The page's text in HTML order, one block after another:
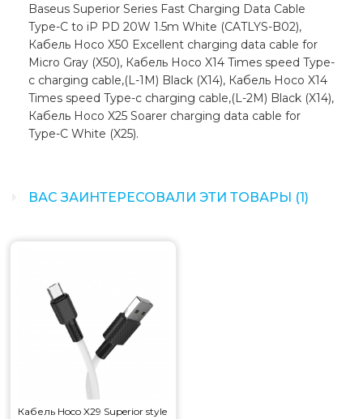
Baseus Superior Series Fast Charging Data Cable
Type-C to iP PD 20W 1.5m White (CATLYS-B02),
Кабель Hoco X50 Excellent charging data cable for
Micro Gray (X50), Кабель Hoco X14 Times speed Type-
c charging cable,(L-1M) Black (X14), Кабель Hoco X14
Times speed Type-c charging cable,(L-2M) Black (X14),
Кабель Hoco X25 Soarer charging data cable for
Type-C White (X25).
ВАС ЗАИНТЕРЕСОВАЛИ ЭТИ ТОВАРЫ (1)
Кабель Hoco X29 Superior style